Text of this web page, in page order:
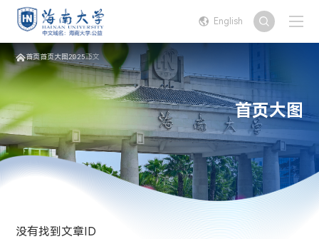
English
首页首页大图2025正文
首页大图
没有找到文章ID